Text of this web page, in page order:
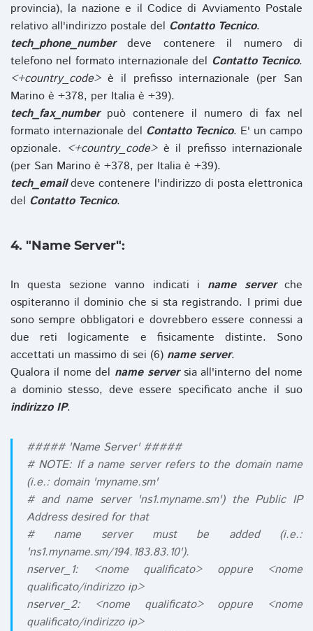
provincia), la nazione e il Codice di Avviamento Postale
relativo all'indirizzo postale del Contatto Tecnico.
tech_phone_numberdeve contenere il numero di
telefono nel formato internazionale del Contatto Tecnico.
<+country_code>è il prefisso internazionale (per San
Marino è +378, per Italia è +39).
tech_fax_numberpuò contenere il numero di fax nel
formato internazionale del Contatto Tecnico. E' un campo
opzionale. <+country_code>è il prefisso internazionale
(per San Marino è +378, per Italia è +39).
tech_emaildeve contenere l'indirizzo di posta elettronica
del Contatto Tecnico.
4. "Name Server":
In questa sezione vanno indicati i name serverche
ospiteranno il dominio che si sta registrando. I primi due
sono sempre obbligatori e dovrebbero essere connessi a
due reti logicamente e fisicamente distinte. Sono
accettati un massimo di sei (6) name server.
Qualora il nome del name serversia all'interno del nome
a dominio stesso, deve essere specificato anche il suo
indirizzo IP.
##### 'Name Server' #####
# NOTE: If a name server refers to the domain name
(i.e.: domain 'myname.sm'
# and name server 'ns1.myname.sm') the Public IP
Address desired for that
# name server must be added (i.e.:
'ns1.myname.sm/194.183.83.10').
nserver_1: <nome qualificato> oppure <nome
qualificato/indirizzo ip>
nserver_2: <nome qualificato> oppure <nome
qualificato/indirizzo ip>